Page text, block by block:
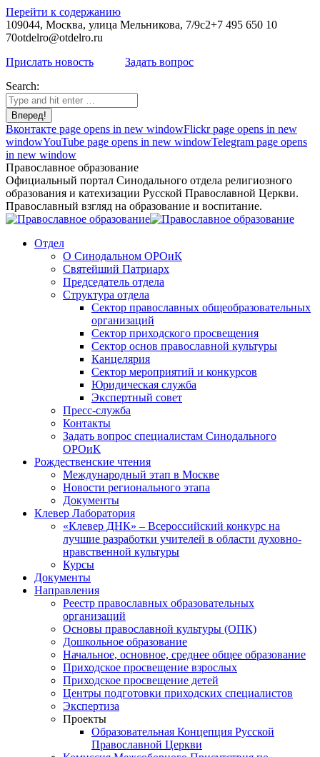
Перейти к содержанию
109044, Москва, улица Мельникова, 7/9с2+7 495 650 10
70otdelro@otdelro.ru
Прислать новость
Задать вопрос
Search:
Вконтакте page opens in new windowFlickr page opens in new
windowYouTube page opens in new windowTelegram page opens
in new window
Православное образование
Официальный портал Синодального отдела религиозного
образования и катехизации Русской Православной Церкви.
Православный взгляд на образование и воспитание.
Отдел
О Синодальном ОРОиК
Святейший Патриарх
Председатель отдела
Структура отдела
Сектор православных общеобразовательных
организаций
Сектор приходского просвещения
Сектор основ православной культуры
Канцелярия
Сектор мероприятий и конкурсов
Юридическая служба
Экспертный совет
Пресс-служба
Контакты
Задать вопрос специалистам Синодального
ОРОиК
Рождественские чтения
Международный этап в Москве
Новости регионального этапа
Документы
Клевер Лаборатория
«Клевер ДНК» – Всероссийский конкурс на
лучшие разработки учителей в области духовно-
нравственной культуры
Курсы
Документы
Направления
Реестр православных образовательных
организаций
Основы православной культуры (ОПК)
Дошкольное образование
Начальное, основное, среднее общее образование
Приходское просвещение взрослых
Приходское просвещение детей
Центры подготовки приходских специалистов
Экспертиза
Проекты
Образовательная Концепция Русской
Православной Церкви